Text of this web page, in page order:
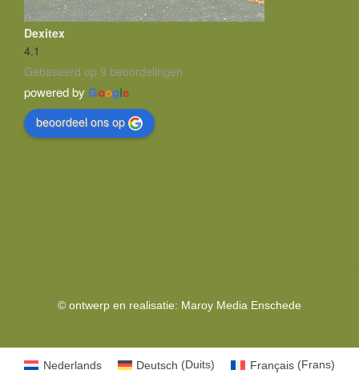
Dexitex
4.1
Gebaseerd op 9 beoordelingen
powered by Google
beoordeel ons op
© ontwerp en realisatie: Maroy Media Enschede
Nederlands Deutsch (Duits) Français(Frans)